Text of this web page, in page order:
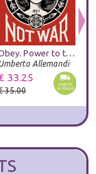
Obey. Power to the peaceful. Ediz. italiana
Allemandi
33.25
35.00